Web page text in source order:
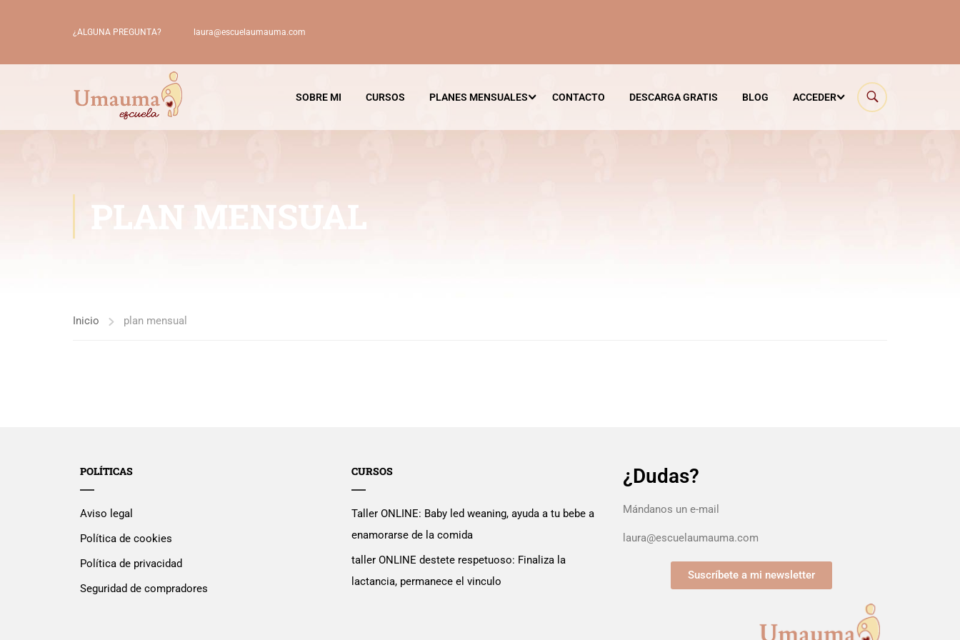
¿ALGUNA PREGUNTA? laura@escuelaumauma.com
SOBRE MI CURSOS PLANES MENSUALES CONTACTO DESCARGA GRATIS BLOG ACCEDER
PLAN MENSUAL
Inicio plan mensual
POLÍTICAS
Aviso legal
Política de cookies
Política de privacidad
Seguridad de compradores
CURSOS
Taller ONLINE: Baby led weaning, ayuda a tu bebe a
enamorarse de la comida
taller ONLINE destete respetuoso: Finaliza la
lactancia, permanece el vinculo
¿Dudas?
Mándanos un e-mail
laura@escuelaumauma.com
Suscríbete a mi newsletter